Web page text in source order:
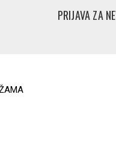
PRIJAVA ZA